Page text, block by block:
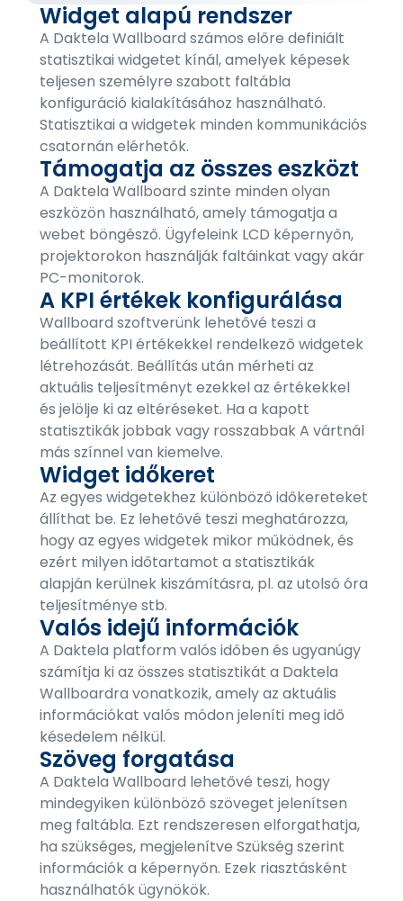
Widget alapú rendszer
A Daktela Wallboard számos előre definiált
statisztikai widgetet kínál, amelyek képesek
teljesen személyre szabott faltábla
konfiguráció kialakításához használható.
Statisztikai a widgetek minden kommunikációs
csatornán elérhetők.
Támogatja az összes eszközt
A Daktela Wallboard szinte minden olyan
eszközön használható, amely támogatja a
webet böngésző. Ügyfeleink LCD képernyőn,
projektorokon használják faltáinkat vagy akár
PC-monitorok.
A KPI értékek konfigurálása
Wallboard szoftverünk lehetővé teszi a
beállított KPI értékekkel rendelkező widgetek
létrehozását. Beállítás után mérheti az
aktuális teljesítményt ezekkel az értékekkel
és jelölje ki az eltéréseket. Ha a kapott
statisztikák jobbak vagy rosszabbak A vártnál
más színnel van kiemelve.
Widget időkeret
Az egyes widgetekhez különböző időkereteket
állíthat be. Ez lehetővé teszi meghatározza,
hogy az egyes widgetek mikor működnek, és
ezért milyen időtartamot a statisztikák
alapján kerülnek kiszámításra, pl. az utolsó óra
teljesítménye stb.
Valós idejű információk
A Daktela platform valós időben és ugyanúgy
számítja ki az összes statisztikát a Daktela
Wallboardra vonatkozik, amely az aktuális
információkat valós módon jeleníti meg idő
késedelem nélkül.
Szöveg forgatása
A Daktela Wallboard lehetővé teszi, hogy
mindegyiken különböző szöveget jelenítsen
meg faltábla. Ezt rendszeresen elforgathatja,
ha szükséges, megjelenítve Szükség szerint
információk a képernyőn. Ezek riasztásként
használhatók ügynökök.